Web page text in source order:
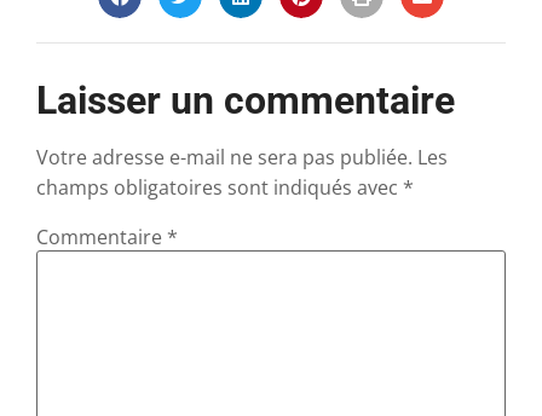
Laisser un commentaire
Votre adresse e-mail ne sera pas publiée. Les
champs obligatoires sont indiqués avec *
Commentaire *